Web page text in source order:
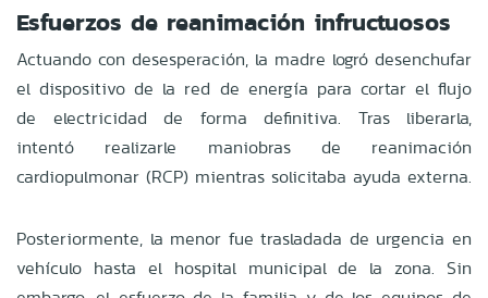
Esfuerzos de reanimación infructuosos
Actuando con desesperación, la madre logró desenchufar
el dispositivo de la red de energía para cortar el flujo
de electricidad de forma definitiva. Tras liberarla,
intentó realizarle maniobras de reanimación
cardiopulmonar (RCP) mientras solicitaba ayuda externa.
Posteriormente, la menor fue trasladada de urgencia en
vehículo hasta el hospital municipal de la zona. Sin